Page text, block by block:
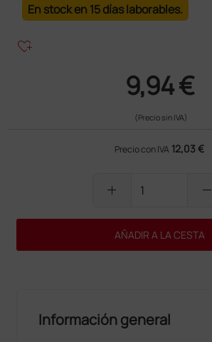
En stock en 15 días laborables.
heart_plus
9,94 €
(Precio sin IVA)
Precio con IVA 12,03 €
add remove
AÑADIR A LA CESTA
Información general